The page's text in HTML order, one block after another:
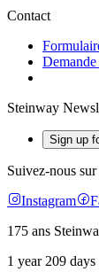
Contact
Steinway
Sign up
Suivez-nous sur
Instagram
175 ans
1 year 209